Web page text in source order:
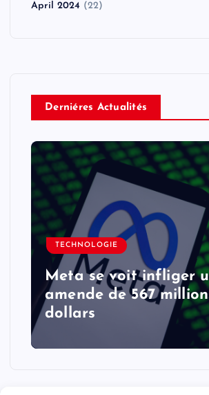
April 2024 (22)
Derniéres Actualités
TECHNOLOGIE
Meta se voit infliger
amende de 567
dollars